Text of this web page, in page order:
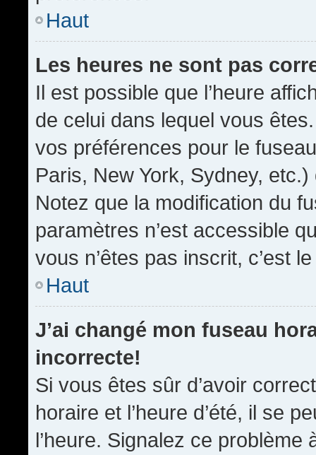
Haut
Les heures ne sont pas
Il est possible que l’heure
de celui dans lequel vous
vos préférences pour le
Paris, New York, Sydney,
Notez que la modification du
paramètres n’est accessible
vous n’êtes pas inscrit, c’est
Haut
J’ai changé mon fuseau
incorrecte!
Si vous êtes sûr d’avoir
horaire et l’heure d’été, il se
l’heure. Signalez ce problème